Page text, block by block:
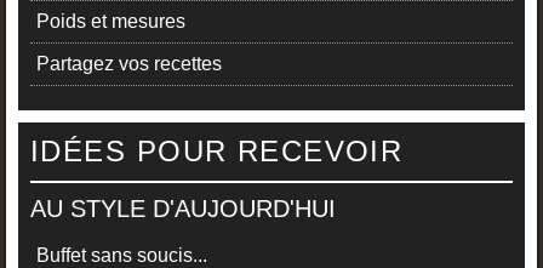
Poids et mesures
Partagez vos recettes
IDÉES POUR RECEVOIR
AU STYLE D'AUJOURD'HUI
Buffet sans soucis...